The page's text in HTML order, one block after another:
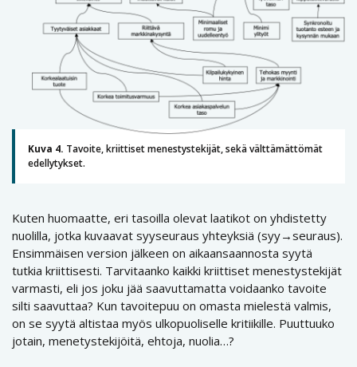
Kuva 4. Tavoite, kriittiset menestystekijät, sekä välttämättömät
edellytykset.
Kuten huomaatte, eri tasoilla olevat laatikot on yhdistetty
nuolilla, jotka kuvaavat syyseuraus yhteyksiä (syy→seuraus).
Ensimmäisen version jälkeen on aikaansaannosta syytä
tutkia kriittisesti. Tarvitaanko kaikki kriittiset menestystekijät
varmasti, eli jos joku jää saavuttamatta voidaanko tavoite
silti saavuttaa? Kun tavoitepuu on omasta mielestä valmis,
on se syytä altistaa myös ulkopuoliselle kritiikille. Puuttuuko
jotain, menetystekijöitä, ehtoja, nuolia…?